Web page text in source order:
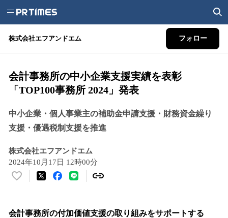
株式会社エフアンドエム フォロー
会計事務所の中小企業支援実績を表彰
「TOP100事務所 2024」発表
中小企業・個人事業主の補助金申請支援・財務資金繰り
支援・優遇税制支援を推進
株式会社エフアンドエム
2024年10月17日 12時00分
い
！
会計事務所の付加価値支援の取り組みをサポートする